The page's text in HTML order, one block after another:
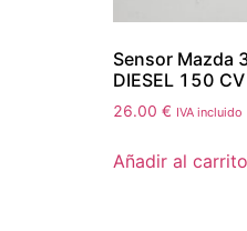
Sensor Mazda
DIESEL 150 CV
26.00 € IVA incluido
Añadir al carrito